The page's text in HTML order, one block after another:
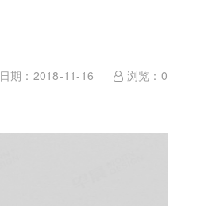
日期：2018-11-16 浏览： 0